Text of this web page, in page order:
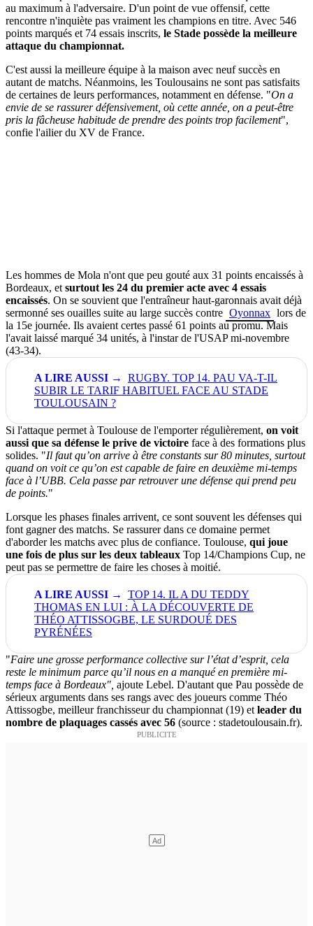
au maximum à l'adversaire. D'un point de vue offensif, cette
rencontre n'inquiète pas vraiment les champions en titre. Avec 546
points marqués et 74 essais inscrits, le Stade possède la meilleure
attaque du championnat.
C'est aussi la meilleure équipe à la maison avec neuf succès en
autant de matchs. Néanmoins, les Toulousains ne sont pas satisfaits
de certaines de leurs performances, notamment en défense. "On a
envie de se rassurer défensivement, où cette année, on a peut-être
pris la fâcheuse habitude de prendre des points trop facilement",
confie l'ailier du XV de France.
Les hommes de Mola n'ont que peu gouté aux 31 points encaissés à
Bordeaux, et surtout les 24 du premier acte avec 4 essais
encaissés. On se souvient que l'entraîneur haut-garonnais avait déjà
sermonné ses ouailles suite au large succès contre Oyonnax lors de
la 15e journée. Ils avaient certes passé 61 points au promu. Mais
l'avait laissé marqué 34 unités, à l'instar de l'USAP mi-novembre
(43-34).
RUGBY. TOP 14. PAU VA-T-IL
SUBIR LE TARIF HABITUEL FACE AU STADE
TOULOUSAIN ?
Si l'attaque permet à Toulouse de l'emporter régulièrement, on voit
aussi que sa défense le prive de victoire face à des formations plus
solides. "Il faut qu’on arrive à être constants sur 80 minutes, surtout
quand on voit ce qu’on est capable de faire en deuxième mi-temps
face à l’UBB. Cela passe par retrouver une défense qui prend peu
de points."
Lorsque les phases finales arrivent, ce sont souvent les défenses qui
font gagner des matchs. Se rassurer dans ce domaine permet
d'aborder les matchs avec plus de confiance. Toulouse, qui joue
une fois de plus sur les deux tableaux Top 14/Champions Cup, ne
peut pas se permettre de faire les choses à moitié.
TOP 14. IL A DU TEDDY
THOMAS EN LUI : À LA DÉCOUVERTE DE
THÉO ATTISSOGBE, LE SURDOUÉ DES
PYRÉNÉES
"Faire une grosse performance collective sur l’état d’esprit, cela
reste le minimum parce qu’il nous en a manqué en première mi-
temps face à Bordeaux", ajoute Lebel. D'autant que Pau possède de
sérieux arguments dans ses rangs avec des joueurs comme Théo
Attissogbe, meilleur franchisseur du championnat (19) et leader du
nombre de plaquages cassés avec 56 (source : stadetoulousain.fr).